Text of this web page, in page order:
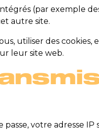
(par exemple
autre site.
utiliser des
leur site web.
votre adresse IP